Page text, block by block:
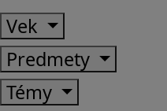
Vek
Predmety
Témy